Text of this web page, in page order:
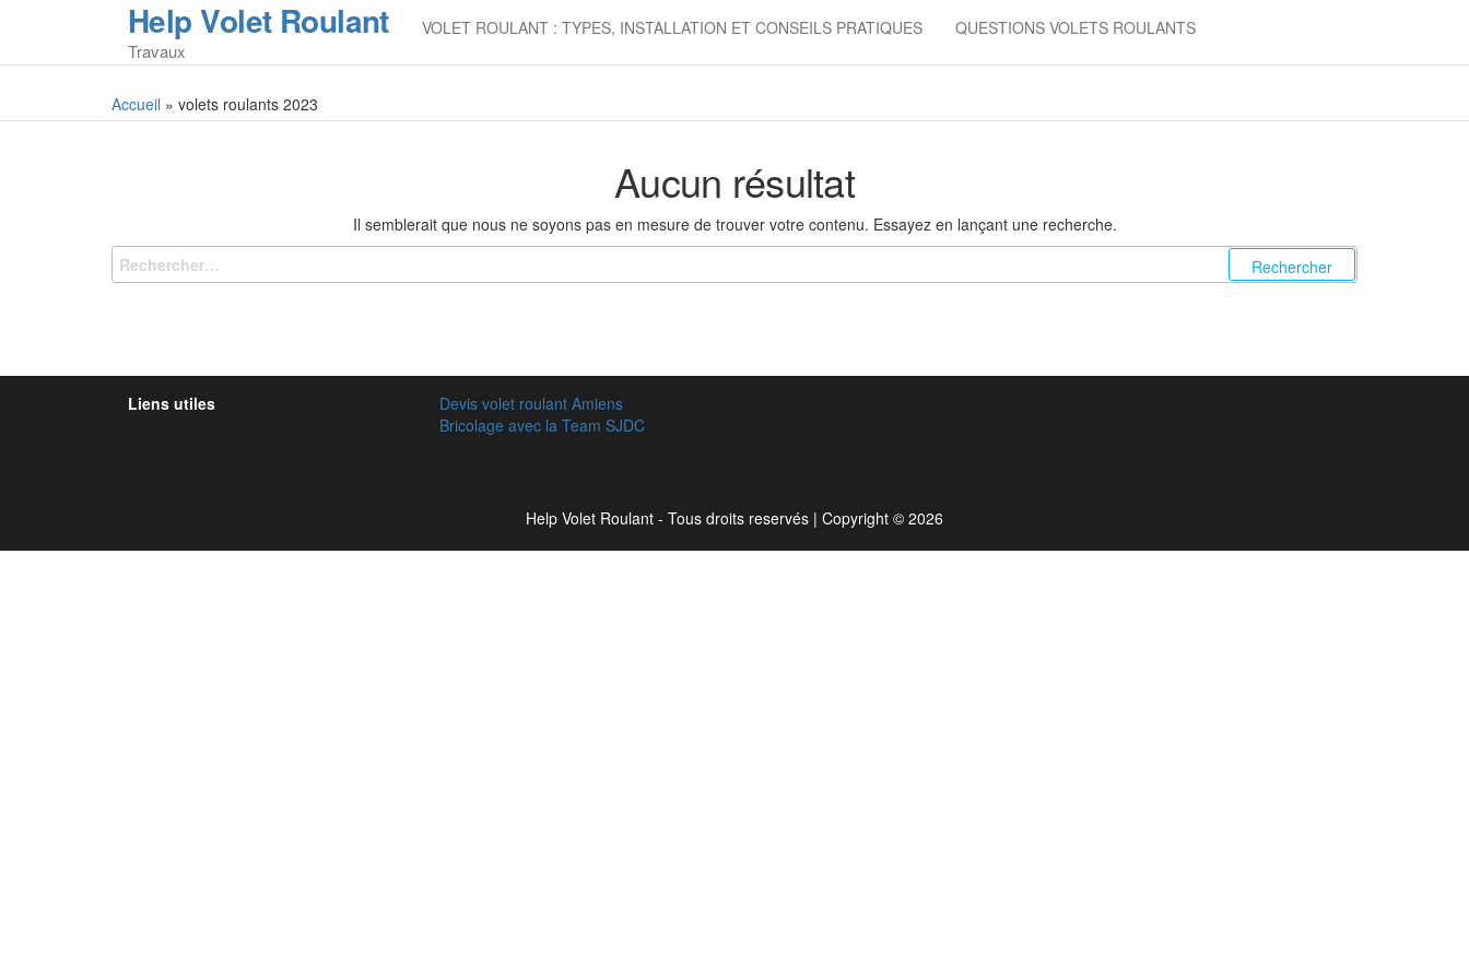
Help Volet Roulant
Travaux
VOLET ROULANT : TYPES, INSTALLATION ET CONSEILS PRATIQUES QUESTIONS VOLETS ROULANTS
Accueil » volets roulants 2023
Aucun résultat
Il semblerait que nous ne soyons pas en mesure de trouver votre contenu. Essayez en lançant une recherche.
Liens utiles
Devis volet roulant Amiens
Bricolage avec la Team SJDC
Help Volet Roulant - Tous droits reservés | Copyright © 2026